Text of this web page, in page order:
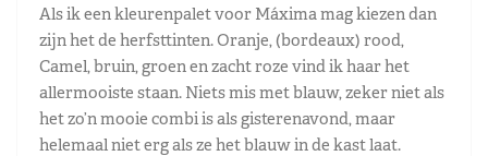
Als ik een kleurenpalet voor Máxima mag kiezen dan
zijn het de herfsttinten. Oranje, (bordeaux) rood,
Camel, bruin, groen en zacht roze vind ik haar het
allermooiste staan. Niets mis met blauw, zeker niet als
het zo’n mooie combi is als gisterenavond, maar
helemaal niet erg als ze het blauw in de kast laat.